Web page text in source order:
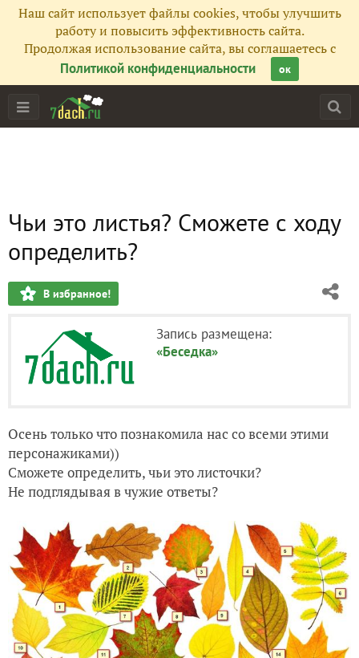
Наш сайт использует файлы cookies, чтобы улучшить
работу и повысить эффективность сайта.
Продолжая использование сайта, вы соглашаетесь с
Политикой конфиденциальности
ок
Чьи это листья? Сможете с ходу
определить?
В избранное!
Запись размещена:
«Беседка»
Осень только что познакомила нас со всеми этими
персонажиками))
Сможете определить, чьи это листочки?
Не подглядывая в чужие ответы?